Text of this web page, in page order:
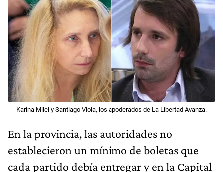
Karina Milei y Santiago Viola, los apoderados de La Libertad Avanza.
En la provincia, las autoridades no
establecieron un mínimo de boletas que
cada partido debía entregar y en la Capital